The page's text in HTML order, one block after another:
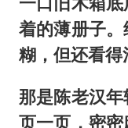
着的薄册子
糊，但还看得
那是陈老汉
页一页，密